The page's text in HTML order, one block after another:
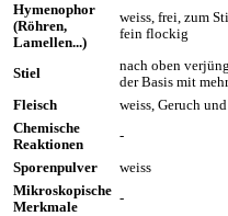
Hymenophor
(Röhren,
Lamellen...)
weiss, frei, zum
fein flockig
Stiel
nach oben
der Basis mit
Fleisch
weiss, Geruch
Chemische
Reaktionen
-
Sporenpulver
weiss
Mikroskopische
Merkmale
-